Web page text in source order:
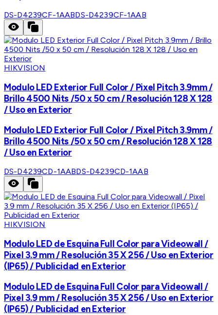
DS-D4239CF-1AABDS-D4239CF-1AAB
HIKVISION
Modulo LED Exterior Full Color / Pixel Pitch 3.9mm /
Brillo 4500 Nits /50 x 50 cm / Resolución 128 X 128
/ Uso en Exterior
Modulo LED Exterior Full Color / Pixel Pitch 3.9mm /
Brillo 4500 Nits /50 x 50 cm / Resolución 128 X 128
/ Uso en Exterior
DS-D4239CD-1AABDS-D4239CD-1AAB
HIKVISION
Modulo LED de Esquina Full Color para Videowall /
Pixel 3.9 mm / Resolución 35 X 256 / Uso en Exterior
(IP65) / Publicidad en Exterior
Modulo LED de Esquina Full Color para Videowall /
Pixel 3.9 mm / Resolución 35 X 256 / Uso en Exterior
(IP65) / Publicidad en Exterior